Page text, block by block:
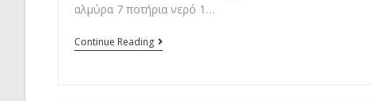
αλμύρα 7 ποτήρια νερό 1…
Continue Reading Αλμύρα